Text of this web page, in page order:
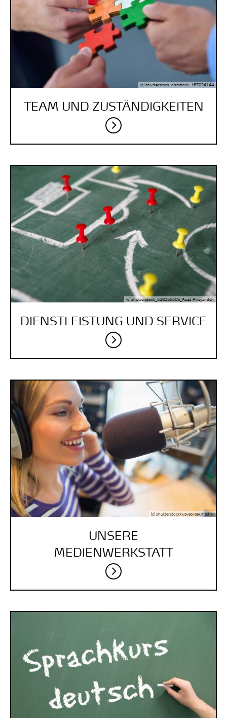
(c) shutterstock_dotshock_167024144
TEAM UND ZUSTÄNDIG­KEITEN
(c) shutterstock_528356506_Azad Pirayandeh
DIENST­LEISTUNG UND SERVICE
(c) shutterstock/wavebreakmedia-
UNSERE
MEDIENWERK­STATT